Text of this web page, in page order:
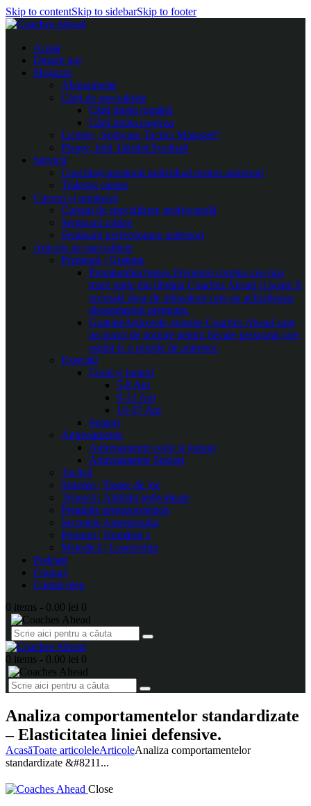
Skip to contentSkip to sidebarSkip to footer
Acasă
Despre noi
Magazin
Abonamente
Cărți de specialitate
Cărți limba română
Cărți limba engleza
Licențe „Software Tactics Manager”
Planșe, folii Taktifol Football
Servicii
Coaching-mentorat individual pentru antrenori
Training camps
Cursuri și seminarii
Cursuri de specializare profesională
Seminarii online
Seminarii perfecționare antrenori
Articole de specialitate
Premium / Gratuite
PremiumSecțiunea Premium conține cea mai
mare parte din librăria Coaches Ahead și poate fi
accesată doar de utilizatorii care au achiziționat
abonamentul premium.
GratuiteArticolele gratuite Coaches Ahead sunt
un punct de pornire pentru fiecare persoană care
aspiră la o poziție de antrenor.
Exerciții
Copii și juniori
5-8 Ani
9-13 Ani
14-17 Ani
Seniori
Antrenamente
Antrenamente copii și juniori
Antrenamente Seniori
Tactică
Sisteme | Trasee de joc
Tehnică | Abilități individuale
Pregătire presezon/sezon
Secretele Antrenorului
Portarul | Numărul 1
Metodică | Leadership
Podcast
Contact
Contul meu
0 items - 0.00 lei 0
0 items - 0.00 lei 0
Analiza comportamentelor standardizate
– Elasticitatea liniei defensive.
AcasăToate articoleleArticoleAnaliza comportamentelor
standardizate &#8211...
Close